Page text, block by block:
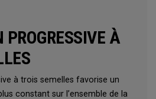
PROGRESSIVE À
à trois semelles favorise un
constant sur l’ensemble de la